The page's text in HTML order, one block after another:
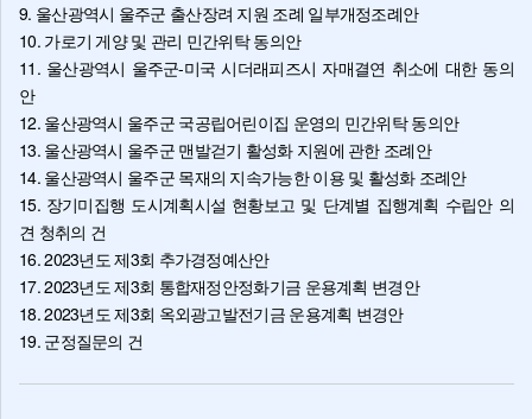
9. 울산광역시 울주군 출산장려 지원 조례 일부개정조례안
10. 가로기 게양 및 관리 민간위탁 동의안
11. 울산광역시 울주군-미국 시더래피즈시 자매결연 취소에 대한 동의
안
12. 울산광역시 울주군 국공립어린이집 운영의 민간위탁 동의안
13. 울산광역시 울주군 맨발걷기 활성화 지원에 관한 조례안
14. 울산광역시 울주군 목재의 지속가능한 이용 및 활성화 조례안
15. 장기미집행 도시계획시설 현황보고 및 단계별 집행계획 수립안 의
견 청취의 건
16. 2023년도 제3회 추가경정예산안
17. 2023년도 제3회 통합재정안정화기금 운용계획 변경안
18. 2023년도 제3회 옥외광고발전기금 운용계획 변경안
19. 군정질문의 건